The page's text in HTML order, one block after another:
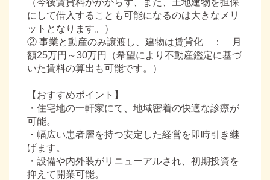
（今後賃貸料がかからず、また、土地建物を担保
にして借入することも可能になるのは大きなメリ
ットとなります。）
② 事業と動産のみ譲渡し、建物は賃貸化 ： 月
額25万円～30万円（希望により不動産鑑定に基づ
いた賃料の算出も可能です。）
【おすすめポイント】
・住宅地の一軒家にて、地域密着の快適な診療が
可能。
・幅広い患者層を持つ安定した経営を即時引き継
げます。
・設備や内外装がリニューアルされ、初期投資を
抑えて開業可能。